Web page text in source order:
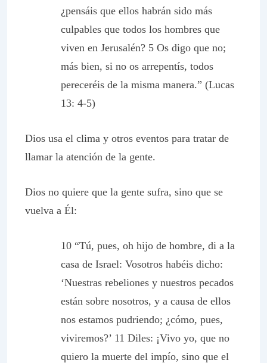
¿pensáis que ellos habrán sido más
culpables que todos los hombres que
viven en Jerusalén? 5 Os digo que no;
más bien, si no os arrepentís, todos
pereceréis de la misma manera.” (Lucas
13: 4-5)
Dios usa el clima y otros eventos para tratar de
llamar la atención de la gente.
Dios no quiere que la gente sufra, sino que se
vuelva a Él:
10 “Tú, pues, oh hijo de hombre, di a la
casa de Israel: Vosotros habéis dicho:
‘Nuestras rebeliones y nuestros pecados
están sobre nosotros, y a causa de ellos
nos estamos pudriendo; ¿cómo, pues,
viviremos?’ 11 Diles: ¡Vivo yo, que no
quiero la muerte del impío, sino que el